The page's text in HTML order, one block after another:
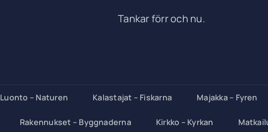
Tankar förr och nu.
Luonto – Naturen Kalastajat – Fiskarna Majakka – Fyren
Rakennukset – Byggnaderna Kirkko – Kyrkan